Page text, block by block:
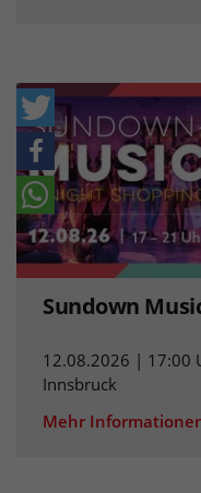
Sundown
12.08.2026 | 17:00
Innsbruck
Mehr